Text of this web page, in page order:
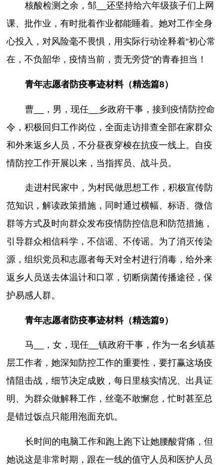
核酸检测之余，邹__还坚持给六年级孩子们上网
课、批作业，有时批着作业都能睡着。她对工作全身
心投入，对风险毫不畏惧，用实际行动诠释着“初心常
在，不负韶华，疫情当前，责无旁贷”的青春担当！
青年志愿者防疫事迹材料（精选篇8）
曹__，男，现任__乡政府干事，接到疫情防控命
令，积极回归工作岗位，全面走访排查全部在家群众
和外来返乡人员，不分昼夜穿梭在抗疫一线上。自疫
情防控工作开展以来，当指挥员、战斗员。
走进村民家中，为村民做思想工作，积极宣传防
范知识，解读政策措施，同时通过横幅、标语、微信
群等方式及时向群众发布疫情防控信息和防范措施，
引导群众相信科学，不信谣、不传谣。为了消灭传染
源，组织党员和志愿者每天对全村进行消毒，给外来
返乡人员送去体温计和口罩，切断病菌传播途径，保
护易感人群。
青年志愿者防疫事迹材料（精选篇9）
马__，女，现任__镇政府干事，作为一名乡镇基
层工作者，她深知防控工作的重要性，要打赢这场疫
情阻击战，细节决定成败，每日里核实情况、出具证
明、为群众做解释工作，丝毫不敢懈怠，忙时甚至总
是错过饭点只能用泡面充饥。
长时间的电脑工作和跑上跑下让她腰酸背痛，但
她说这是非常时期，跟在一线的值守人员和医护人员